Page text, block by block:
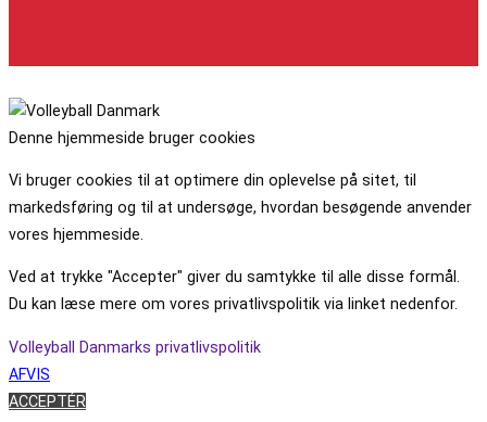
Denne hjemmeside bruger cookies
Vi bruger cookies til at optimere din oplevelse på sitet, til
markedsføring og til at undersøge, hvordan besøgende anvender
vores hjemmeside.
Ved at trykke "Accepter" giver du samtykke til alle disse formål.
Du kan læse mere om vores privatlivspolitik via linket nedenfor.
Volleyball Danmarks privatlivspolitik
AFVIS
ACCEPTÉR